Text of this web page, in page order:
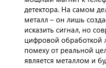
детектора. На самом
металл – он лишь
исказить сигнал, но
цифровой обработкой
помеху от реальной
является металлом и